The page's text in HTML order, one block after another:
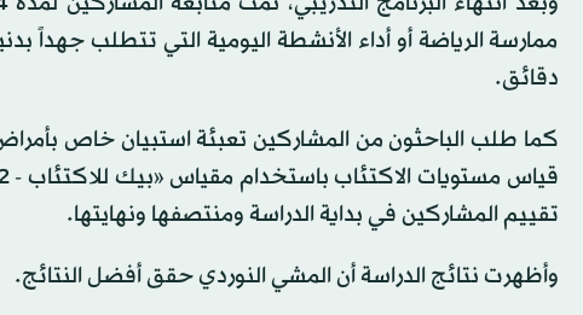
ممارسة الرياضة أو أداء الأنشطة اليومية التي تتطلب
دقائق.
تقييم المشاركين في بداية الدراسة ومنتصفها ونهايتها.
وأظهرت نتائج الدراسة أن المشي النوردي حقق أفضل النتائج.